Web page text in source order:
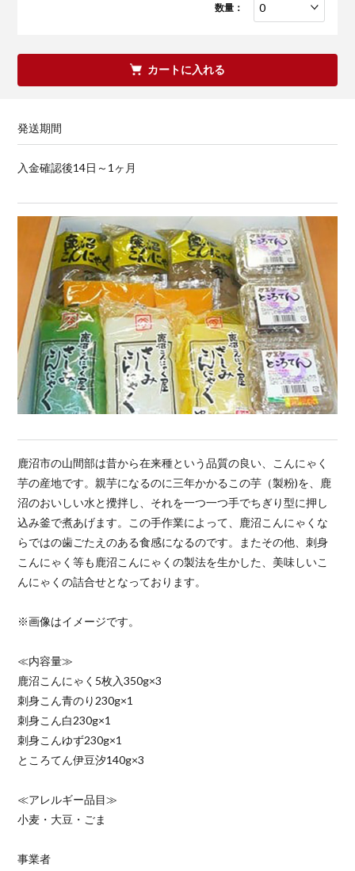
数量：
カートに入れる
発送期間
入金確認後14日～1ヶ月
鹿沼市の山間部は昔から在来種という品質の良い、こんにゃく
芋の産地です。親芋になるのに三年かかるこの芋（製粉)を、鹿
沼のおいしい水と攪拌し、それを一つ一つ手でちぎり型に押し
込み釜で煮あげます。この手作業によって、鹿沼こんにゃくな
らではの歯ごたえのある食感になるのです。またその他、刺身
こんにゃく等も鹿沼こんにゃくの製法を生かした、美味しいこ
んにゃくの詰合せとなっております。
※画像はイメージです。
≪内容量≫
鹿沼こんにゃく5枚入350g×3
刺身こん青のり230g×1
刺身こん白230g×1
刺身こんゆず230g×1
ところてん伊豆汐140g×3
≪アレルギー品目≫
小麦・大豆・ごま
事業者